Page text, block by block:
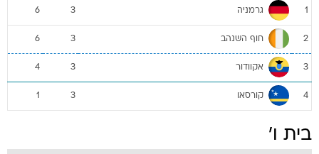
1 גרמניה 3
6
2 חוף השנהב 3
6
3 אקוודור 3
4
4 קורסאו 3
1
בית ו'